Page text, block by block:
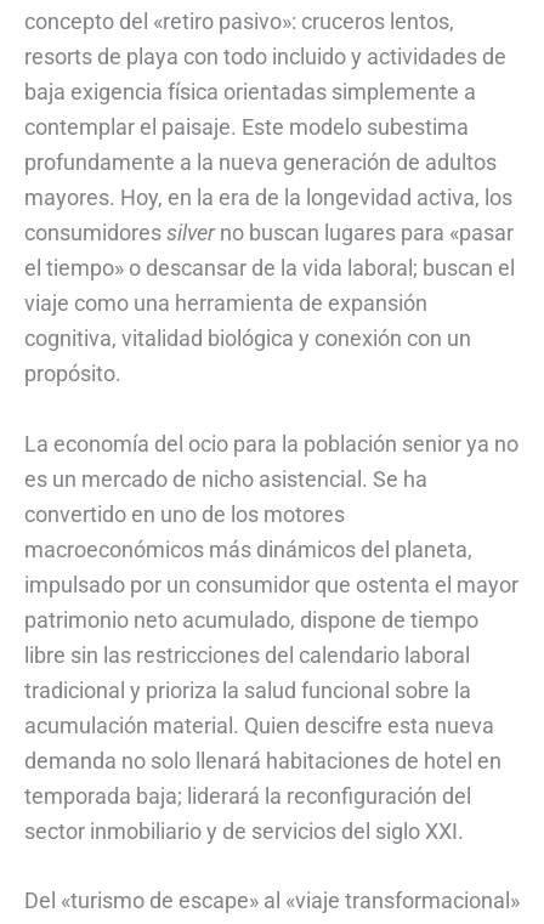
concepto del «retiro pasivo»: cruceros lentos,
resorts de playa con todo incluido y actividades de
baja exigencia física orientadas simplemente a
contemplar el paisaje. Este modelo subestima
profundamente a la nueva generación de adultos
mayores. Hoy, en la era de la longevidad activa, los
consumidoressilverno buscan lugares para «pasar
el tiempo» o descansar de la vida laboral; buscan el
viaje como una herramienta de expansión
cognitiva, vitalidad biológica y conexión con un
propósito.
La economía del ocio para la población senior ya no
es un mercado de nicho asistencial. Se ha
convertido en uno de los motores
macroeconómicos más dinámicos del planeta,
impulsado por un consumidor que ostenta el mayor
patrimonio neto acumulado, dispone de tiempo
libre sin las restricciones del calendario laboral
tradicional y prioriza la salud funcional sobre la
acumulación material. Quien descifre esta nueva
demanda no solo llenará habitaciones de hotel en
temporada baja; liderará la reconfiguración del
sector inmobiliario y de servicios del siglo XXI.
Del «turismo de escape» al «viaje transformacional»